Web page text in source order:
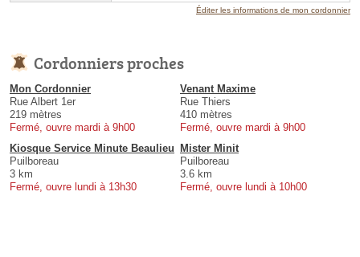
Éditer les informations de mon cordonnier
Cordonniers proches
Mon Cordonnier
Rue Albert 1er
219 mètres
Fermé, ouvre mardi à 9h00
Venant Maxime
Rue Thiers
410 mètres
Fermé, ouvre mardi à 9h00
Kiosque Service Minute Beaulieu
Puilboreau
3 km
Fermé, ouvre lundi à 13h30
Mister Minit
Puilboreau
3.6 km
Fermé, ouvre lundi à 10h00